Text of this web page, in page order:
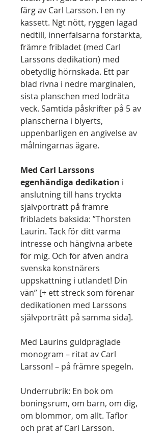
färg av Carl Larsson. I en ny
kassett. Ngt nött, ryggen lagad
nedtill, innerfalsarna förstärkta,
främre fribladet (med Carl
Larssons dedikation) med
obetydlig hörnskada. Ett par
blad rivna i nedre marginalen,
sista planschen med lodräta
veck. Samtida påskrifter på 5 av
planscherna i blyerts,
uppenbarligen en angivelse av
målningarnas ägare.
Med Carl Larssons
egenhändiga dedikation i
anslutning till hans tryckta
självporträtt på främre
fribladets baksida: ”Thorsten
Laurin. Tack för ditt varma
intresse och hängivna arbete
för mig. Och för äfven andra
svenska konstnärers
uppskattning i utlandet! Din
vän” [+ ett streck som förenar
dedikationen med Larssons
självporträtt på samma sida].
Med Laurins guldpräglade
monogram – ritat av Carl
Larsson! – på främre spegeln.
Underrubrik: En bok om
boningsrum, om barn, om dig,
om blommor, om allt. Taflor
och prat af Carl Larsson.